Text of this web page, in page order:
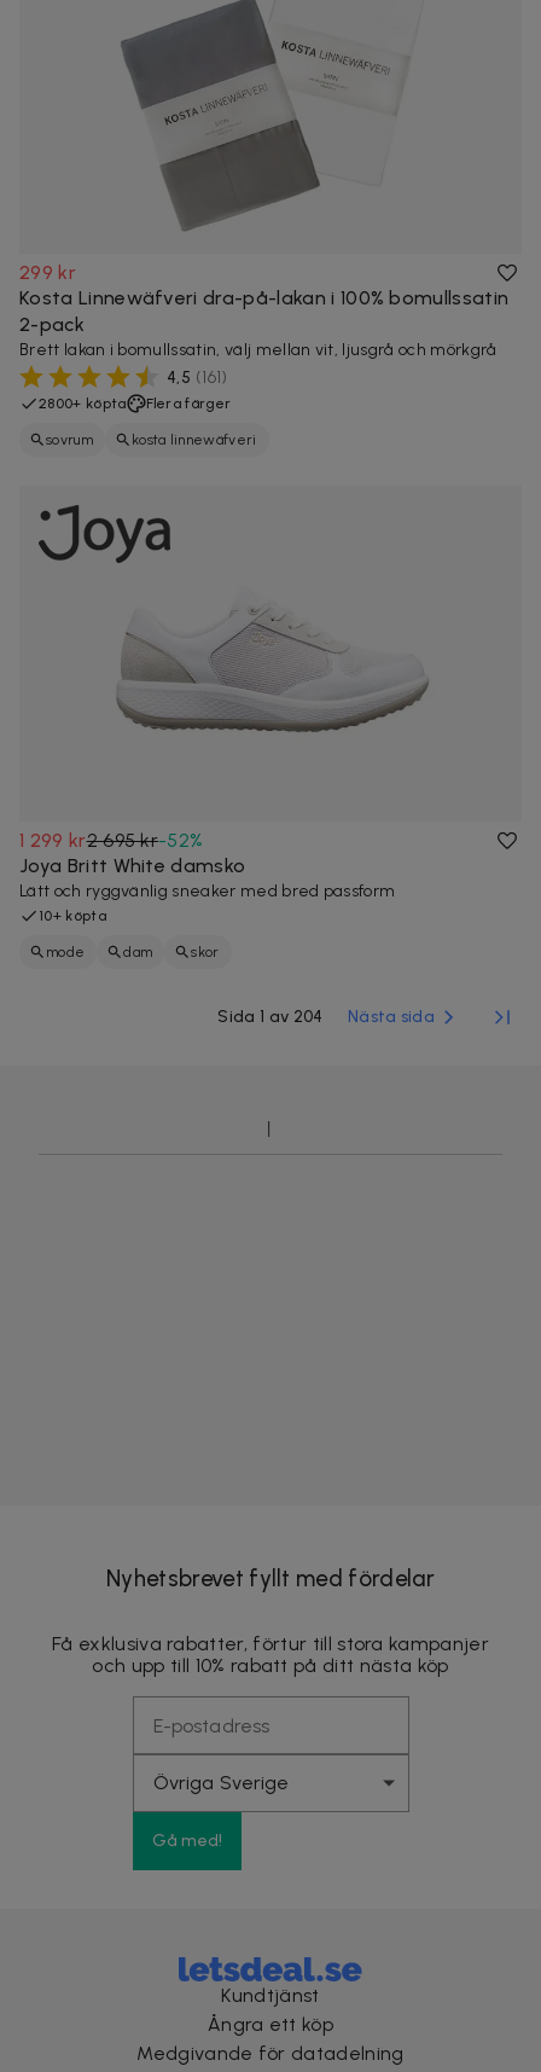
299 kr
Kosta Linnewäfveri dra-på-lakan i 100% bomullssatin
2-pack
Brett lakan i bomullssatin, välj mellan vit, ljusgrå och mörkgrå
4,5 (161)
2800+ köpta Flera färger
sovrum kosta linnewäfveri
1 299 kr2 695 kr-52%
Joya Britt White damsko
Lätt och ryggvänlig sneaker med bred passform
10+ köpta
mode dam skor
Sida 1 av 204 Nästa sida
Nyhetsbrevet fyllt med fördelar
Få exklusiva rabatter, förtur till stora kampanjer
och upp till 10% rabatt på ditt nästa köp
Gå med!
Kundtjänst
Ångra ett köp
Medgivande för datadelning